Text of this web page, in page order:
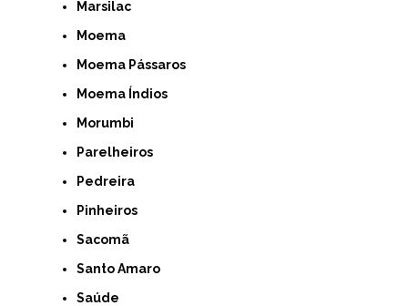
Marsilac
Moema
Moema Pássaros
Moema Índios
Morumbi
Parelheiros
Pedreira
Pinheiros
Sacomã
Santo Amaro
Saúde